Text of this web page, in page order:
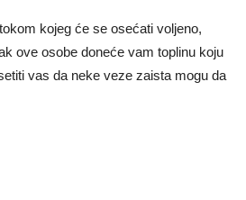
kojeg će se osećati voljeno,
ove osobe doneće vam toplinu koju
vas da neke veze zaista mogu da